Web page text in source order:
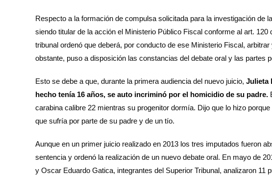
Respecto a la formación de compulsa solicitada para la investigación de
siendo titular de la acción el Ministerio Público Fiscal conforme al art. 120
tribunal ordenó que deberá, por conducto de ese Ministerio Fiscal,
obstante, puso a disposición las constancias del debate oral y las partes
Esto se debe a que, durante la primera audiencia del nuevo juicio, Julieta
hecho tenía 16 años, se auto incriminó por el homicidio de su padre.
carabina calibre 22 mientras su progenitor dormía. Dijo que lo hizo
que sufría por parte de su padre y de un tío.
Aunque en un primer juicio realizado en 2013 los tres imputados fueron
sentencia y ordenó la realización de un nuevo debate oral. En mayo de
y Oscar Eduardo Gatica, integrantes del Superior Tribunal, analizaron 11